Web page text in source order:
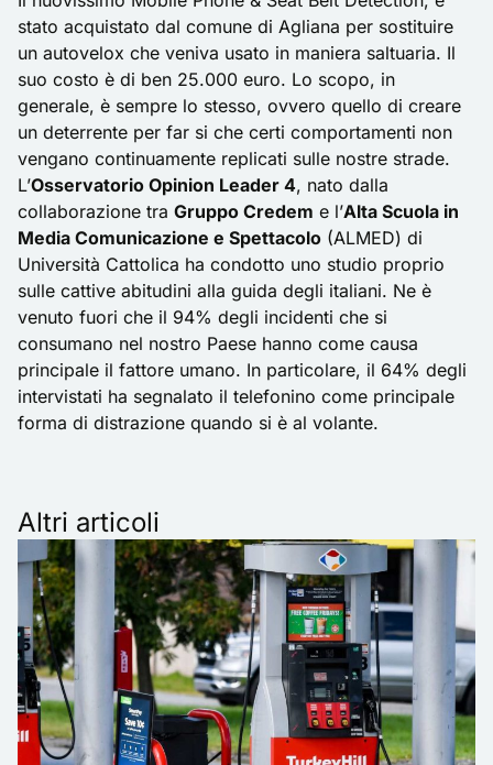
stato acquistato dal comune di Agliana per sostituire
un autovelox che veniva usato in maniera saltuaria. Il
suo costo è di ben 25.000 euro. Lo scopo, in
generale, è sempre lo stesso, ovvero quello di creare
un deterrente per far si che certi comportamenti non
vengano continuamente replicati sulle nostre strade.
L’Osservatorio Opinion Leader 4, nato dalla
collaborazione tra Gruppo Credem e l’Alta Scuola in
Media Comunicazione e Spettacolo (ALMED) di
Università Cattolica ha condotto uno studio proprio
sulle cattive abitudini alla guida degli italiani. Ne è
venuto fuori che il 94% degli incidenti che si
consumano nel nostro Paese hanno come causa
principale il fattore umano. In particolare, il 64% degli
intervistati ha segnalato il telefonino come principale
forma di distrazione quando si è al volante.
Altri articoli